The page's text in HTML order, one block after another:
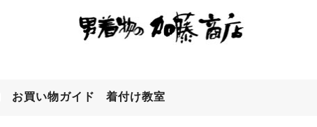
お買い物ガイド 着付け教室